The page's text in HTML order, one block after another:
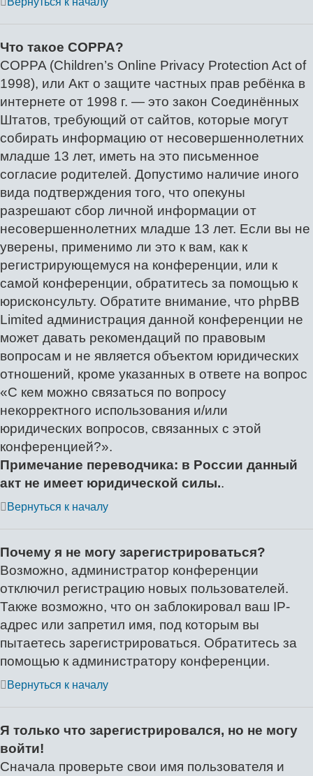
Что такое COPPA?
COPPA (Children’s Online Privacy Protection Act of
1998), или Акт о защите частных прав ребёнка в
интернете от 1998 г. — это закон Соединённых
Штатов, требующий от сайтов, которые могут
собирать информацию от несовершеннолетних
младше 13 лет, иметь на это письменное
согласие родителей. Допустимо наличие иного
вида подтверждения того, что опекуны
разрешают сбор личной информации от
несовершеннолетних младше 13 лет. Если вы не
уверены, применимо ли это к вам, как к
регистрирующемуся на конференции, или к
самой конференции, обратитесь за помощью к
юрисконсульту. Обратите внимание, что phpBB
Limited администрация данной конференции не
может давать рекомендаций по правовым
вопросам и не является объектом юридических
отношений, кроме указанных в ответе на вопрос
«С кем можно связаться по вопросу
некорректного использования и/или
юридических вопросов, связанных с этой
конференцией?».
Примечание переводчика: в России данный
акт не имеет юридической силы..
Вернуться к началу
Почему я не могу зарегистрироваться?
Возможно, администратор конференции
отключил регистрацию новых пользователей.
Также возможно, что он заблокировал ваш IP-
адрес или запретил имя, под которым вы
пытаетесь зарегистрироваться. Обратитесь за
помощью к администратору конференции.
Вернуться к началу
Я только что зарегистрировался, но не могу
войти!
Сначала проверьте свои имя пользователя и